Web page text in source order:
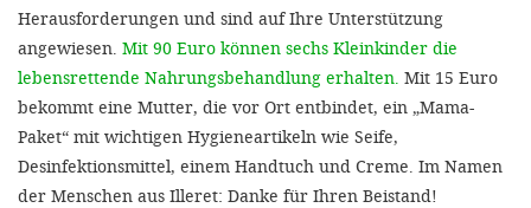
Herausforderungen und sind auf Ihre Unterstützung
angewiesen. Mit 90 Euro können sechs Kleinkinder die
lebensrettende Nahrungsbehandlung erhalten. Mit 15 Euro
bekommt eine Mutter, die vor Ort entbindet, ein „Mama-
Paket“ mit wichtigen Hygieneartikeln wie Seife,
Desinfektionsmittel, einem Handtuch und Creme. Im Namen
der Menschen aus Illeret: Danke für Ihren Beistand!